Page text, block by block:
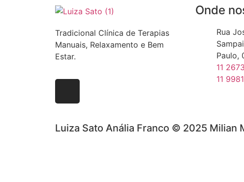
Tradicional Clínica de Terapias
Manuais, Relaxamento e Bem
Estar.
Onde
Rua
Paulo,
11
11
Luiza Sato Anália Franco © 2025 Milian